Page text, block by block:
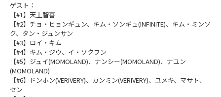
ゲスト：
【#1】天上智喜
【#2】チョ・ヒョンギュン、キム・ソンギュ(INFINITE)、キム・ミンソ
ク、タン・ジュンサン
【#3】ロイ・キム
【#4】キム・ジウ、イ・ソクフン
【#5】ジュイ(MOMOLAND)、ナンシー(MOMOLAND)、ナユン
(MOMOLAND)
【#6】ドンホン(VERIVERY)、カンミン(VERIVERY)、ユメキ、マサト、
セン